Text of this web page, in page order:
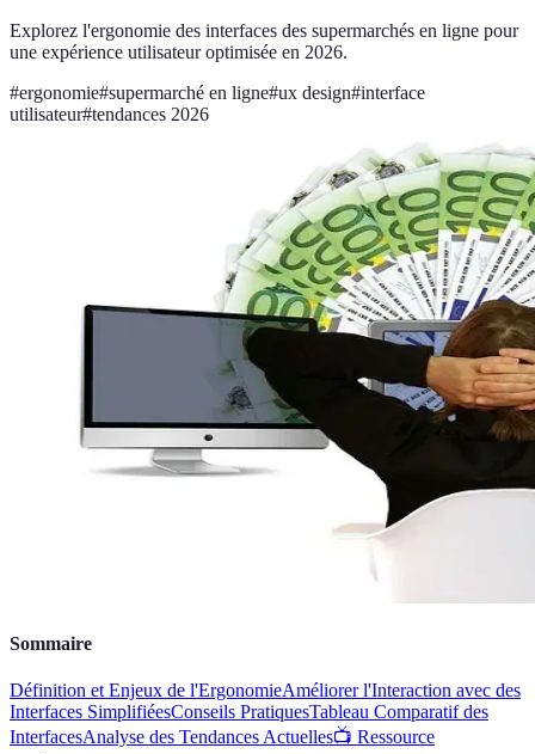
Explorez l'ergonomie des interfaces des supermarchés en ligne pour
une expérience utilisateur optimisée en 2026.
#ergonomie#supermarché en ligne#ux design#interface
utilisateur#tendances 2026
Sommaire
Définition et Enjeux de l'ErgonomieAméliorer l'Interaction avec des
Interfaces SimplifiéesConseils PratiquesTableau Comparatif des
InterfacesAnalyse des Tendances Actuelles📺 Ressource